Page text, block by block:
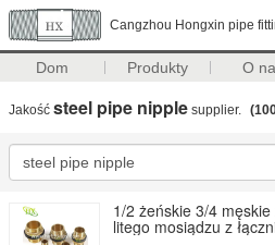
Cangzhou Hongxin pipe
Dom Produkty O
Jakość steel pipe nipple supplier.
1/2 żeńskie 3/4
litego mosiądzu z